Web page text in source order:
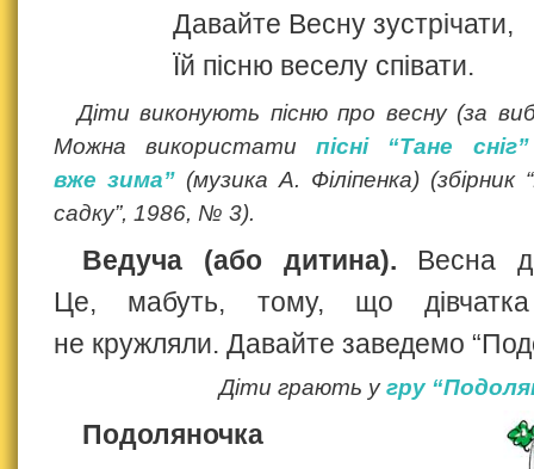
Давайте Весну зустрічати,
Їй пісню веселу співати.
Діти виконують пісню про весну (за
Можна використатипісні “Тане сніг”
вже зима” (музика А. Філіпенка)
садку”, 1986, № 3).
Ведуча (або дитина). Весна
Це, мабуть, тому, що
не кружляли. Давайте заведемо
Діти грають угру
Подоляночка